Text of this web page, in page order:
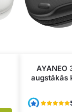
AYANEO
augstākās